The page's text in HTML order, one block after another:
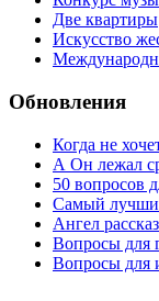
Две квартиры
Искусство
Обновления
Когда не
А Он лежал
50 вопросов
Самый
Ангел
Вопросы для
Вопросы для